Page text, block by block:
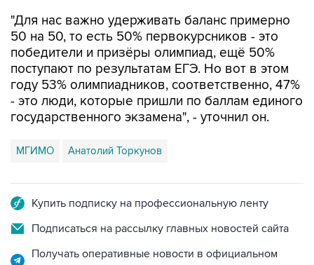
"Для нас важно удерживать баланс примерно
50 на 50, то есть 50% первокурсников - это
победители и призёры олимпиад, ещё 50%
поступают по результатам ЕГЭ. Но вот в этом
году 53% олимпиадников, соответственно, 47%
- это люди, которые пришли по баллам единого
государственного экзамена", - уточнил он.
МГИМО Анатолий Торкунов
Купить подписку на профессиональную ленту
Подписаться на рассылку главных новостей сайта
Получать оперативные новости в официальном